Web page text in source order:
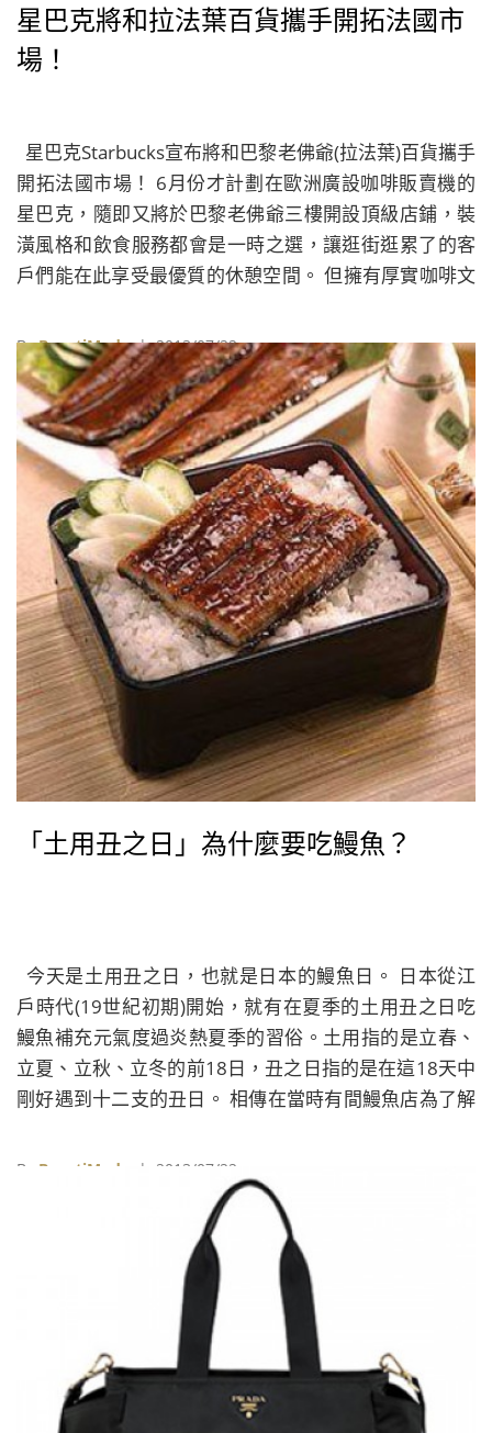
星巴克將和拉法葉百貨攜手開拓法國市
場！
星巴克Starbucks宣布將和巴黎老佛爺(拉法葉)百貨攜手
開拓法國市場！ 6月份才計劃在歐洲廣設咖啡販賣機的
星巴克，隨即又將於巴黎老佛爺三樓開設頂級店鋪，裝
潢風格和飲食服務都會是一時之選，讓逛街逛累了的客
戶們能在此享受最優質的休憩空間。 但擁有厚實咖啡文
讓我們拭目以待吧！！
ByBeautiMode| 2013/07/22
「土用丑之日」為什麼要吃鰻魚？
今天是土用丑之日，也就是日本的鰻魚日。 日本從江
戶時代(19世紀初期)開始，就有在夏季的土用丑之日吃
鰻魚補充元氣度過炎熱夏季的習俗。土用指的是立春、
立夏、立秋、立冬的前18日，丑之日指的是在這18天中
剛好遇到十二支的丑日。 相傳在當時有間鰻魚店為了解
平賀源內，因為當時的日本人相信在丑之日吃「U」發
音的食物，能有助於身體強健，鰻魚的日文unagi（うな
ぎ）也是「U」發音，因此平賀先生說不妨在店裡張貼
「今天是丑之日」的公告來刺激買氣，因此就有了每到
夏季的土用丑之日要吃鰻魚的習
By BeautiMode | 2013/07/22